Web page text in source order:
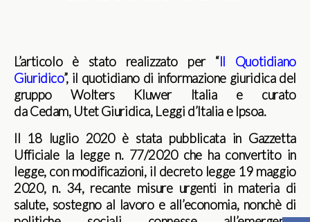
L’articolo è stato realizzato per “Il Quotidiano
Giuridico”, il quotidiano di informazione giuridica del
gruppo Wolters Kluwer Italia e curato
da Cedam, Utet Giuridica, Leggi d’Italia e Ipsoa.
Il 18 luglio 2020 è stata pubblicata in Gazzetta
Ufficiale la legge n. 77/2020 che ha convertito in
legge, con modificazioni, il decreto legge 19 maggio
2020, n. 34, recante misure urgenti in materia di
salute, sostegno al lavoro e all’economia, nonchè di